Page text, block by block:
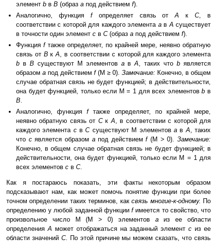
элемент b в B (образ a под действием f).
Аналогично, функция fопределяет связь отAкC, в
соответствии с которой для каждого элемента aвA существует
в точности один элемент c в C (образ a под действием f).
Функция f также определяет, по крайней мере, неявно обратную
связь от BкA, в соответствии с которой для каждого элемента
b в B существуют M элементов aвA, таких чтоb является
образом a под действием f (M ≥ 0). Замечание: Конечно, в общем
случае обратная связь не будет функцией; в действительности,
она будет функцией, только если M = 1 для всех элементовbв
B.
Аналогично, функцияfтакже определяет, по крайней мере,
неявно обратную связь от CкA, в соответствии с которой для
каждого элемента cвC существуют M элементов aвA, таких
что cявляется образом aпод действиемf(M > 0).Замечание:
Конечно, в общем случае обратная связь не будет функцией; в
действительности, она будет функцией, только если M = 1 для
всех элементов c в C.
Как я постараюсь показать, эти факты некоторым образом
подсказывают нам, как может помочь понятие функции при более
точном определении таких терминов, каксвязь многие-к-одному. По
определению у любой заданной функцииfимеется то свойство, что
произвольное число M (M > 0) элементов aиз ее области
определенияA может отображаться на заданный элементc из ее
области значений C. По этой причине мы можем сказать, что связь